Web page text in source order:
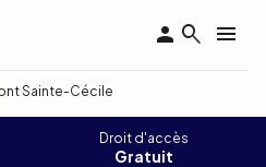
Sainte-Cécile
Droit d'accès
Gratuit